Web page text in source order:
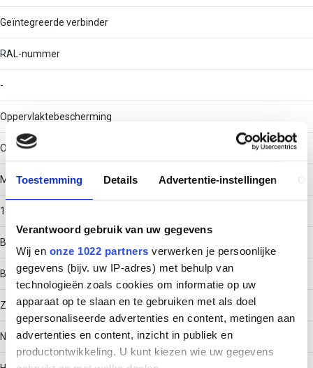
Toestemming Details Advertentie-instellingen
Verantwoord gebruik van uw gegevens
Wij en onze 1022 partners verwerken je persoonlijke
gegevens (bijv. uw IP-adres) met behulp van
technologieën zoals cookies om informatie op uw
apparaat op te slaan en te gebruiken met als doel
gepersonaliseerde advertenties en content, metingen aan
advertenties en content, inzicht in publiek en
productontwikkeling. U kunt kiezen wie uw gegevens
Geïntegreerde verbinder
RAL-nummer
-
Oppervlaktebescherming
Overig
Materiaaldikte
1
Bouwvorm
Bocht star
Zijperforatie
Nee